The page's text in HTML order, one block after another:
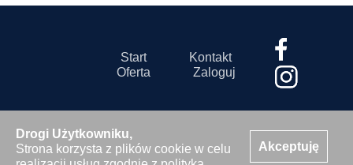
Akceptuję
Drogi Użytkowniku,
Strona korzysta z plików cookie w celu
Start
Kontakt
Oferta
Zaloguj